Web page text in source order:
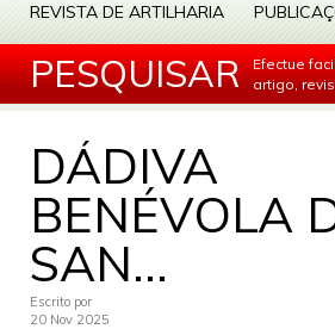
REVISTA DE ARTILHARIA
PESQUISAR
Efectue
artigo,
DÁDIVA
BENÉVOLA
SAN...
Escrito por
20 Nov 2025